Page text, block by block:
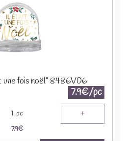
une fois noël" 8486V06
7.9€/pc
1 pc +
7.9€